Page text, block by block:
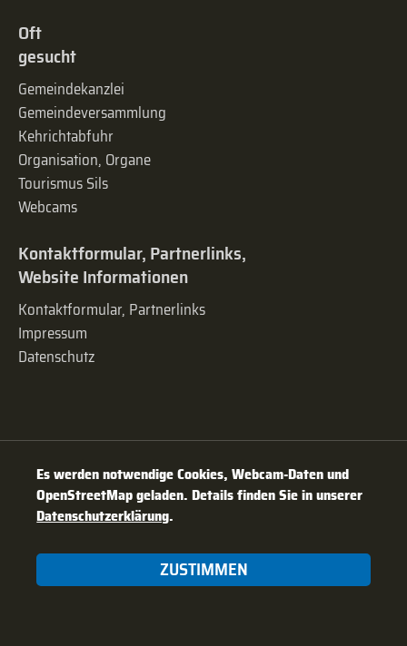
Oft
gesucht
Gemeindekanzlei
Gemeinde­versammlung
Kehrichtabfuhr
Organisation, Organe
Tourismus Sils
Webcams
Kontaktformular, Partnerlinks,
Website Informationen
Kontaktformular, Partnerlinks
Impressum
Datenschutz
Es werden notwendige Cookies, Webcam-Daten und
OpenStreetMap geladen. Details finden Sie in unserer
Datenschutzerklärung.
ZUSTIMMEN